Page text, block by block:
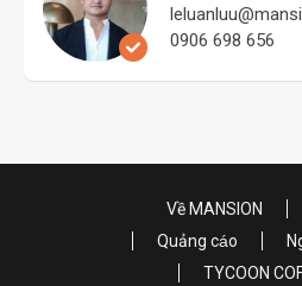
0906 698 656
Về MANSION
Quảng cáo
TYCOON